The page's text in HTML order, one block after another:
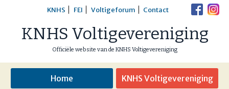
content
KNHS FEI Voltigeforum Contact
KNHS Voltigevereniging
Officiële website van de KNHS Voltigevereniging
Home KNHS Voltigevereniging